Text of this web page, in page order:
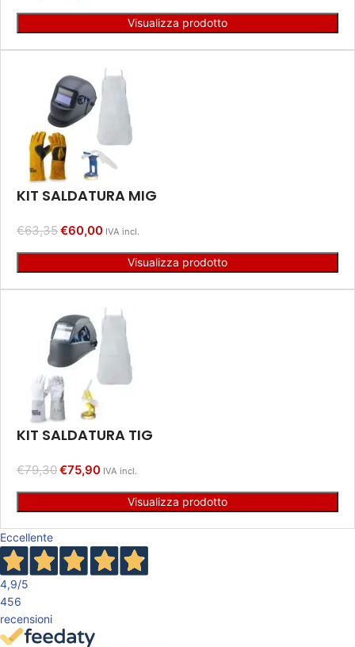
Visualizza prodotto
KIT SALDATURA MIG
€63,35€60,00 IVA incl.
Visualizza prodotto
KIT SALDATURA TIG
€79,30€75,90 IVA incl.
Visualizza prodotto
Eccellente
4,9/5
456
recensioni